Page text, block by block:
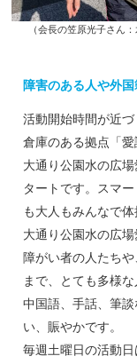
（会長の笠原光子さん
障害のある人や外
活動開始時間が近
倉庫のある拠点「愛
大通り公園水の広
タートです。スマ
も大人もみんなで体
大通り公園水の広
障がい者の人たち
まで、とても多様
中国語、手話、筆
い、賑やかです。
毎週土曜日の活動